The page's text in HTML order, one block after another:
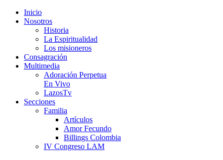
Inicio
Nosotros
Historia
La Espiritualidad
Los misioneros
Consagración
Multimedia
Adoración Perpetua
En Vivo
LazosTv
Secciones
Familia
Artículos
Amor Fecundo
Billings Colombia
IV Congreso LAM